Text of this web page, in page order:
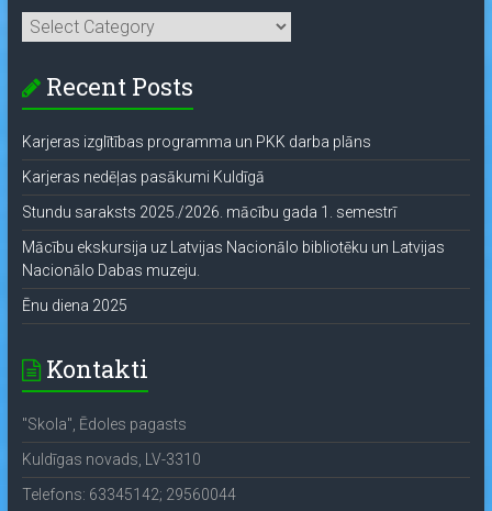
Categories
Recent Posts
Karjeras izglītības programma un PKK darba plāns
Karjeras nedēļas pasākumi Kuldīgā
Stundu saraksts 2025./2026. mācību gada 1. semestrī
Mācību ekskursija uz Latvijas Nacionālo bibliotēku un Latvijas
Nacionālo Dabas muzeju.
Ēnu diena 2025
Kontakti
"Skola", Ēdoles pagasts
Kuldīgas novads, LV-3310
Telefons: 63345142; 29560044